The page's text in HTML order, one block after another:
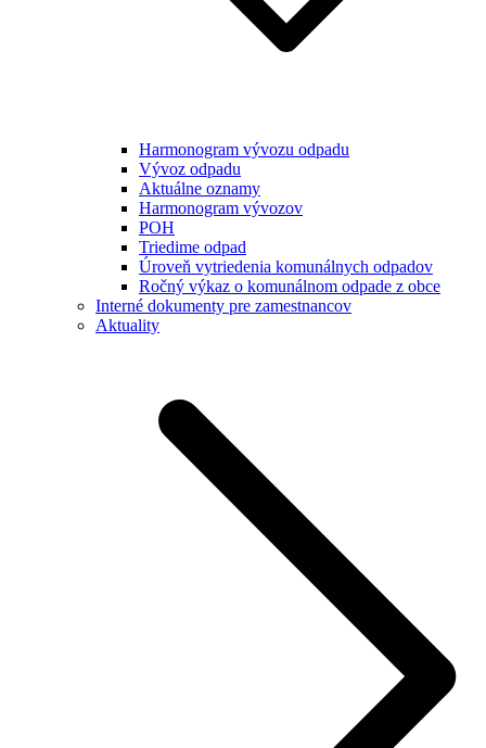
Harmonogram vývozu odpadu
Vývoz odpadu
Aktuálne oznamy
Harmonogram vývozov
POH
Triedime odpad
Úroveň vytriedenia komunálnych odpadov
Ročný výkaz o komunálnom odpade z obce
Interné dokumenty pre zamestnancov
Aktuality